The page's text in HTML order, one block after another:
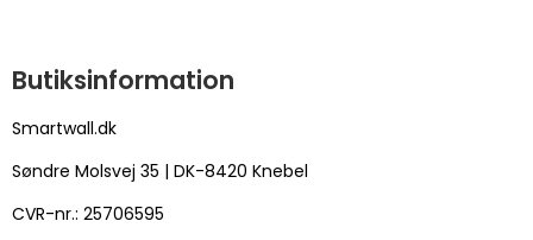
Butiksinformation
Smartwall.dk
Søndre Molsvej 35 | DK-8420 Knebel
CVR-nr.: 25706595